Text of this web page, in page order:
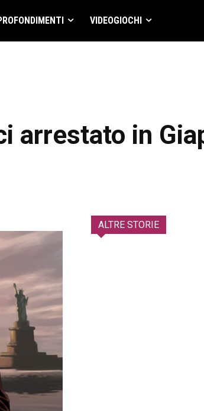
VIDEOGIOCHI
arrestato in
ALTRE STORIE